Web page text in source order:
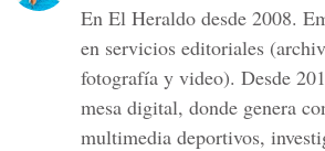
En El Heraldo desde 2008.
en servicios editoriales
fotografía y video). Desde
mesa digital, donde genera
multimedia deportivos,